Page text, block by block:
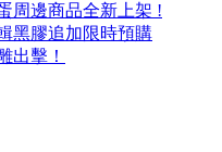
周邊商品全新上架 !
黑膠追加限時預購
出擊！